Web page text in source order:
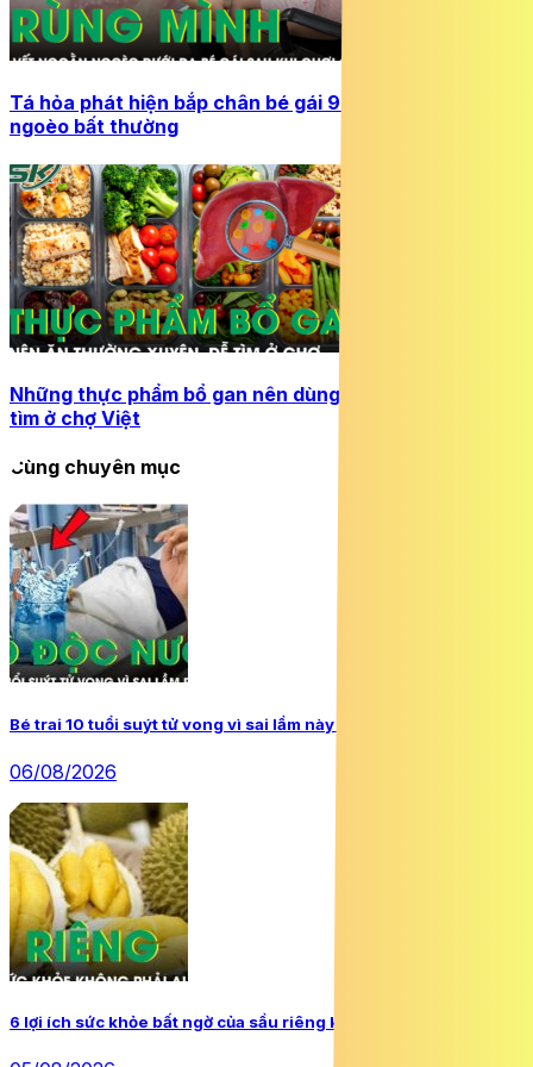
Tá hỏa phát hiện bắp chân bé gái 9 tuổi đầy vết ngoằn
ngoèo bất thường
Những thực phẩm bổ gan nên dùng thường xuyên, dễ
tìm ở chợ Việt
Cùng chuyên mục
Bé trai 10 tuổi suýt tử vong vì sai lầm này khi uống nước
06/08/2026
6 lợi ích sức khỏe bất ngờ của sầu riêng không phải ai cũng biết